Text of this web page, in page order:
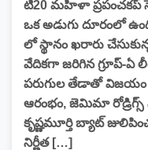
టీ20 మహిళా
ఒక అడుగు దూరంలో
లో స్థానం ఖరారు
వేదికగా జరిగిన గ్రూప్-
పరుగుల తేడాతో
ఆరంభం, జెమిమా
కృష్ణమూర్తి బ్యాట్
నిర్ణీత […]